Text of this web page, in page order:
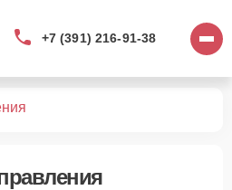
+7 (391) 216-91-38